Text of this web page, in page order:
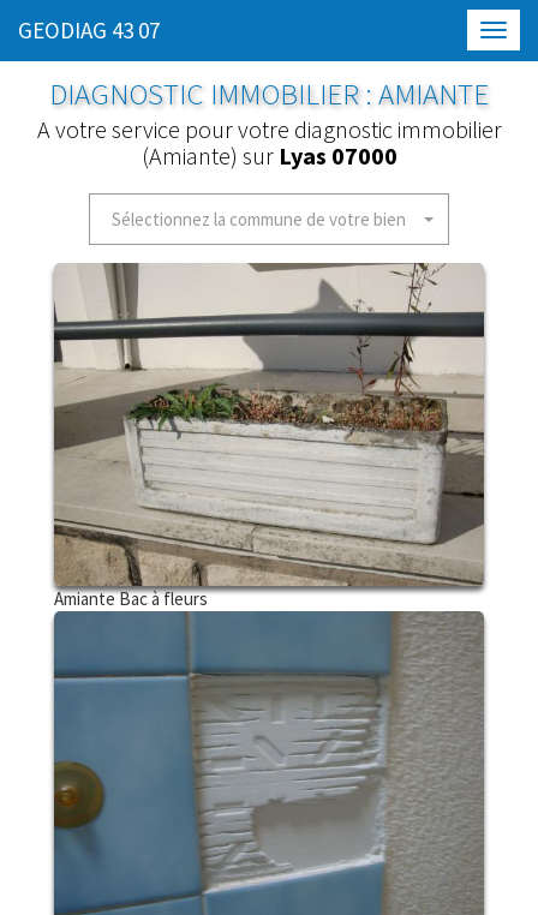
GEODIAG 43 07
DIAGNOSTIC IMMOBILIER : AMIANTE
A votre service pour votre diagnostic immobilier
(Amiante) sur Lyas 07000
Sélectionnez la commune de votre bien
Amiante Bac à fleurs